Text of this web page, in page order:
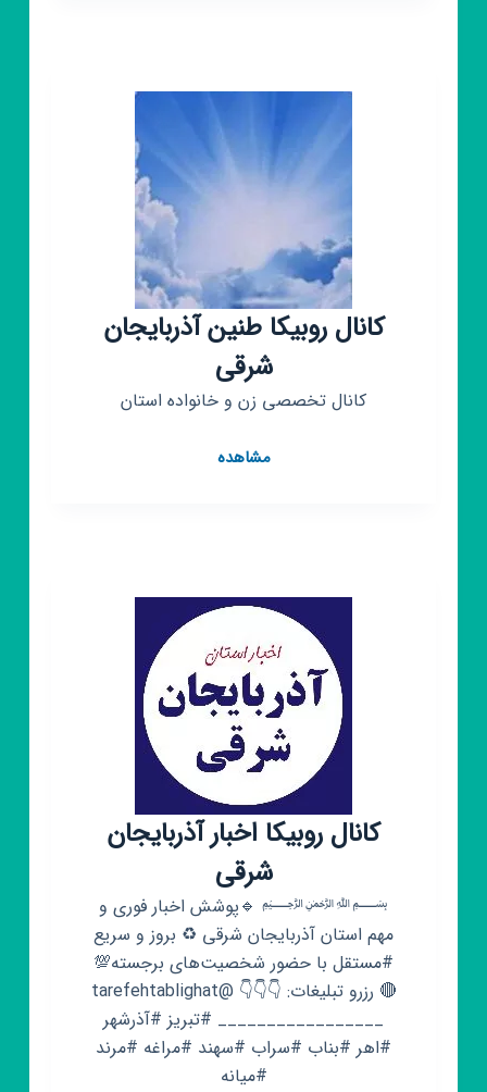
کانال روبیکا طنین آذربایجان
شرقی
کانال تخصصی زن و خانواده استان
مشاهدهکانال
کانال روبیکا اخبار آذربایجان
شرقی
﷽ 🔹پوشش اخبار فوری و
مهم استان آذربایجان شرقی ⁦♻️⁩ بروز و سریع
#مستقل با حضور شخصیت‌های برجسته💯
🔴 رزرو تبلیغات: 👇👇👇 @tarefehtablighat
_________________ #تبریز #آذرشهر
#اهر #بناب #سراب #سهند #مراغه #مرند
#میانه